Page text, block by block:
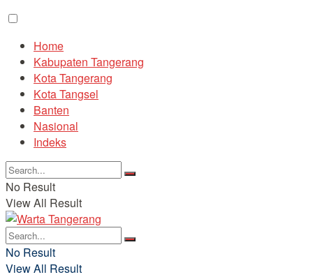
Home
Kabupaten Tangerang
Kota Tangerang
Kota Tangsel
Banten
Nasional
Indeks
No Result
View All Result
No Result
View All Result